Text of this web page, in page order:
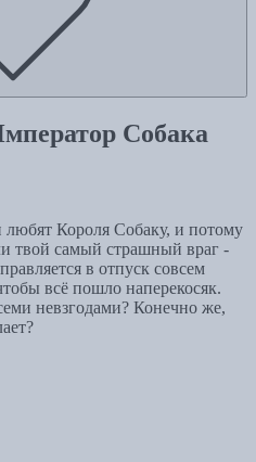
Собака
любят Короля Собаку, и потому
твой самый страшный враг -
в отпуск совсем
всё пошло наперекосяк.
невзгодами? Конечно же,